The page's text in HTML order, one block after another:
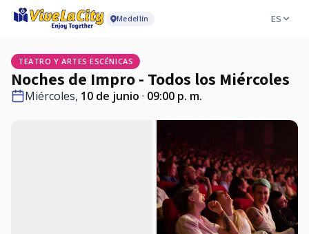
Medellín ES
TEATRO Y ARTES ESCÉNICAS
Noches de Impro - Todos los Miércoles
Miércoles, 10 de junio · 09:00 p. m.